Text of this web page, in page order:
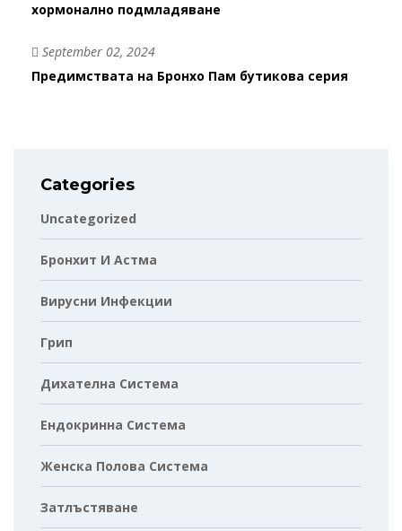
хормонално подмладяване
September 02, 2024
Предимствата на Бронхо Пам бутикова серия
Categories
Uncategorized
Бронхит И Астма
Вирусни Инфекции
Грип
Дихателна Система
Ендокринна Система
Женска Полова Система
Затлъстяване